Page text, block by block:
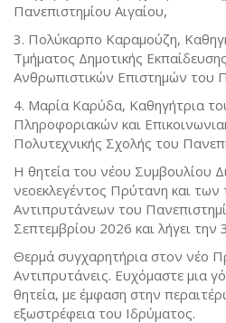
Πανεπιστημίου Αιγαίου,
3. Πολύκαρπο Καραμούζη,
Τμήματος Δημοτικής
Ανθρωπιστικών Επιστημών του
4. Μαρία Καρύδα, Καθηγήτρια
Πληροφοριακών και
Πολυτεχνικής Σχολής του
Η θητεία του νέου Συμβουλίου
νεοεκλεγέντος Πρύτανη και
Αντιπρυτάνεων του
Σεπτεμβρίου 2026 και λήγει την
Θερμά συγχαρητήρια στον νέο
Αντιπρυτάνεις. Ευχόμαστε μια
θητεία, με έμφαση στην
εξωστρέφεια του Ιδρύματος.